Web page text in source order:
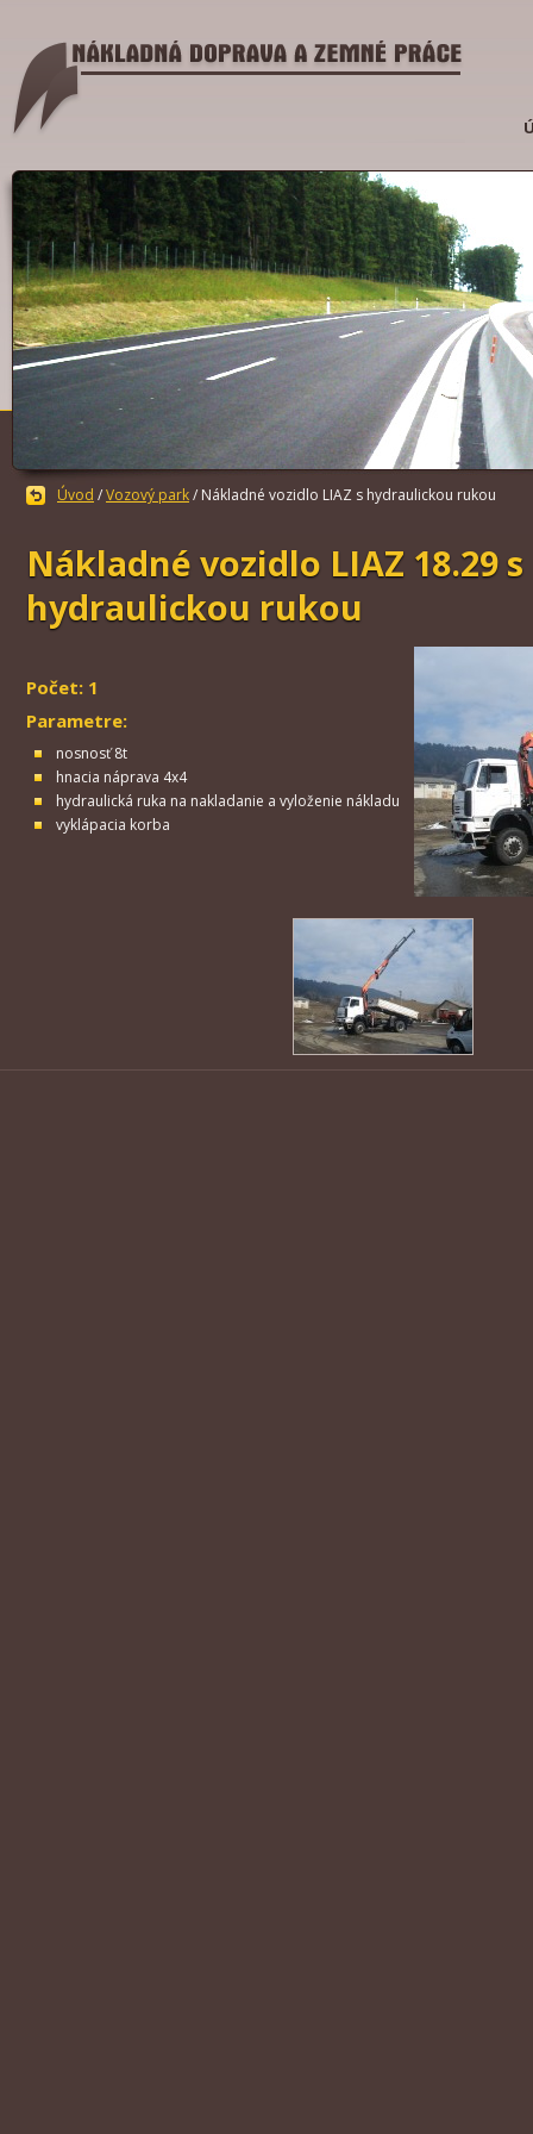
Úvod /Vozový park/ Nákladné vozidlo LIAZ s hydraulickou rukou
Nákladné vozidlo LIAZ 18.29 s
hydraulickou rukou
Počet: 1
Parametre:
nosnosť 8t
hnacia náprava 4x4
hydraulická ruka na nakladanie a vyloženie nákladu
vyklápacia korba